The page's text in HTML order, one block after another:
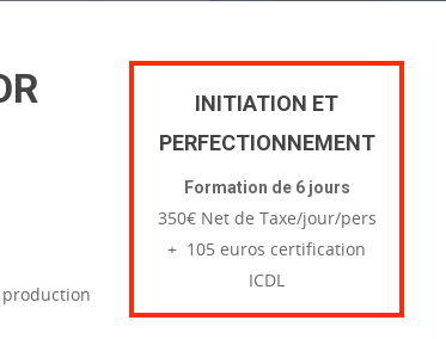
production
INITIATION ET
PERFECTIONNEMENT
Formation de 6 jours
350€ Net de Taxe/jour/pers
+ 105 euros certification
ICDL